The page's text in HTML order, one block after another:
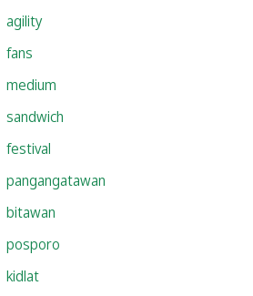
agility
fans
medium
sandwich
festival
pangangatawan
bitawan
posporo
kidlat